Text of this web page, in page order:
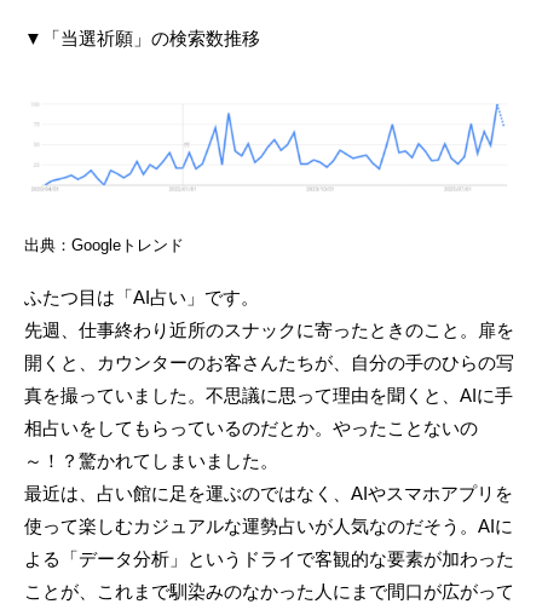
▼「当選祈願」の検索数推移
出典：Googleトレンド
ふたつ目は「AI占い」です。
先週、仕事終わり近所のスナックに寄ったときのこと。扉を
開くと、カウンターのお客さんたちが、自分の手のひらの写
真を撮っていました。不思議に思って理由を聞くと、AIに手
相占いをしてもらっているのだとか。やったことないの
～！？驚かれてしまいました。
最近は、占い館に足を運ぶのではなく、AIやスマホアプリを
使って楽しむカジュアルな運勢占いが人気なのだそう。AIに
よる「データ分析」というドライで客観的な要素が加わった
ことが、これまで馴染みのなかった人にまで間口が広がって